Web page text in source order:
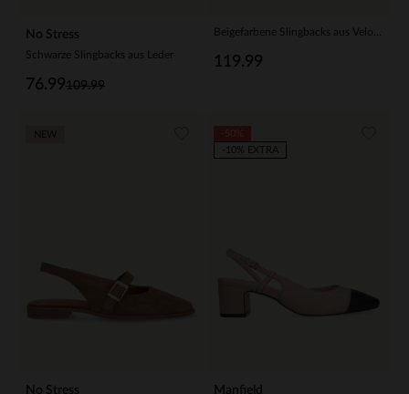
No Stress
Schwarze Slingbacks aus Leder
109.99
76.99
119.99
No Stress Manfield
-10% EXTRA